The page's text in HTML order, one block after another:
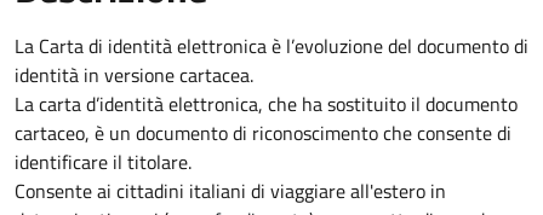
La Carta di identità elettronica è l’evoluzione del documento di
identità in versione cartacea.
La carta d’identità elettronica, che ha sostituito il documento
cartaceo, è un documento di riconoscimento che consente di
identificare il titolare.
Consente ai cittadini italiani di viaggiare all'estero in